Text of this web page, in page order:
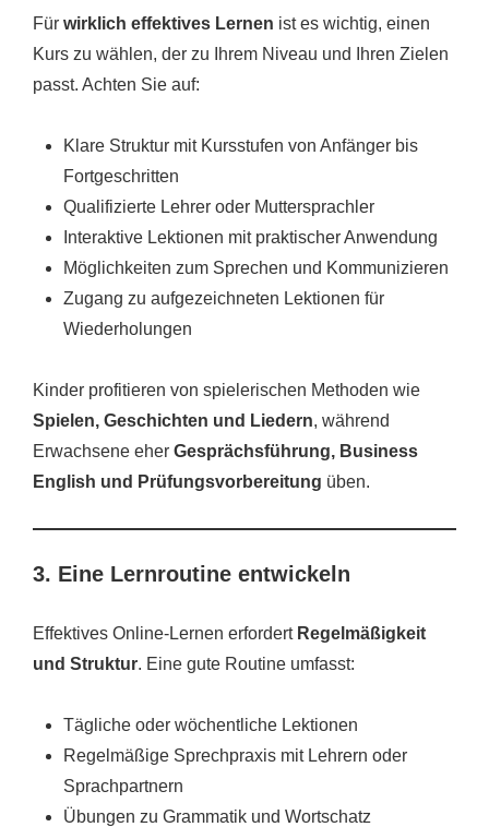
Für wirklich effektives Lernen ist es wichtig, einen
Kurs zu wählen, der zu Ihrem Niveau und Ihren Zielen
passt. Achten Sie auf:
Klare Struktur mit Kursstufen von Anfänger bis
Fortgeschritten
Qualifizierte Lehrer oder Muttersprachler
Interaktive Lektionen mit praktischer Anwendung
Möglichkeiten zum Sprechen und Kommunizieren
Zugang zu aufgezeichneten Lektionen für
Wiederholungen
Kinder profitieren von spielerischen Methoden wie
Spielen, Geschichten und Liedern, während
Erwachsene eher Gesprächsführung, Business
English und Prüfungsvorbereitung üben.
3. Eine Lernroutine entwickeln
Effektives Online-Lernen erfordert Regelmäßigkeit
und Struktur. Eine gute Routine umfasst:
Tägliche oder wöchentliche Lektionen
Regelmäßige Sprechpraxis mit Lehrern oder
Sprachpartnern
Übungen zu Grammatik und Wortschatz